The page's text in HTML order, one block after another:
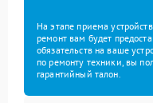
На этапе приема
ремонт вам будет
обязательств на ваше
по ремонту техники, вы
гарантийный талон.